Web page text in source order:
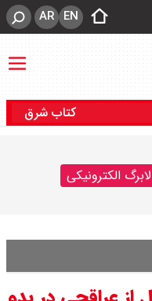
EN
AR
کتاب شرق
الکترونیکی